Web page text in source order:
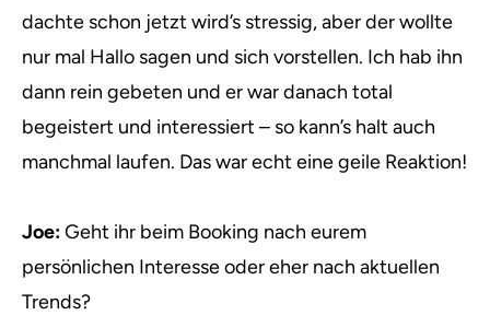
dachte schon jetzt wird’s stressig, aber der wollte
nur mal Hallo sagen und sich vorstellen. Ich hab ihn
dann rein gebeten und er war danach total
begeistert und interessiert – so kann’s halt auch
manchmal laufen. Das war echt eine geile Reaktion!
Joe:Geht ihr beim Booking nach eurem
persönlichen Interesse oder eher nach aktuellen
Trends?